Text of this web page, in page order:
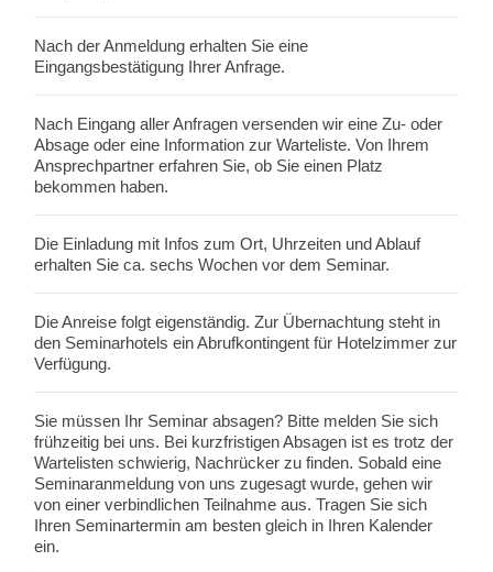
Nach der Anmeldung erhalten Sie eine
Eingangsbestätigung Ihrer Anfrage.
Nach Eingang aller Anfragen versenden wir eine Zu- oder
Absage oder eine Information zur Warteliste. Von Ihrem
Ansprechpartner erfahren Sie, ob Sie einen Platz
bekommen haben.
Die Einladung mit Infos zum Ort, Uhrzeiten und Ablauf
erhalten Sie ca. sechs Wochen vor dem Seminar.
Die Anreise folgt eigenständig. Zur Übernachtung steht in
den Seminarhotels ein Abrufkontingent für Hotelzimmer zur
Verfügung.
Sie müssen Ihr Seminar absagen? Bitte melden Sie sich
frühzeitig bei uns. Bei kurzfristigen Absagen ist es trotz der
Wartelisten schwierig, Nachrücker zu finden. Sobald eine
Seminaranmeldung von uns zugesagt wurde, gehen wir
von einer verbindlichen Teilnahme aus. Tragen Sie sich
Ihren Seminartermin am besten gleich in Ihren Kalender
ein.